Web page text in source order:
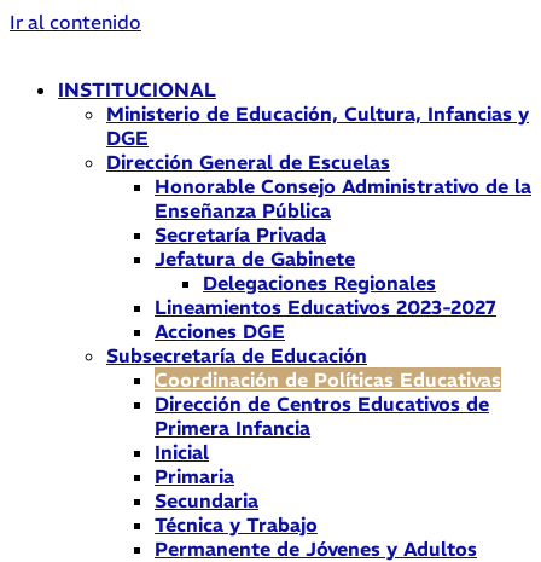
Ir al contenido
INSTITUCIONAL
Ministerio de Educación, Cultura, Infancias y
DGE
Dirección General de Escuelas
Honorable Consejo Administrativo de la
Enseñanza Pública
Secretaría Privada
Jefatura de Gabinete
Delegaciones Regionales
Lineamientos Educativos 2023-2027
Acciones DGE
Subsecretaría de Educación
Coordinación de Políticas Educativas
Dirección de Centros Educativos de
Primera Infancia
Inicial
Primaria
Secundaria
Técnica y Trabajo
Permanente de Jóvenes y Adultos